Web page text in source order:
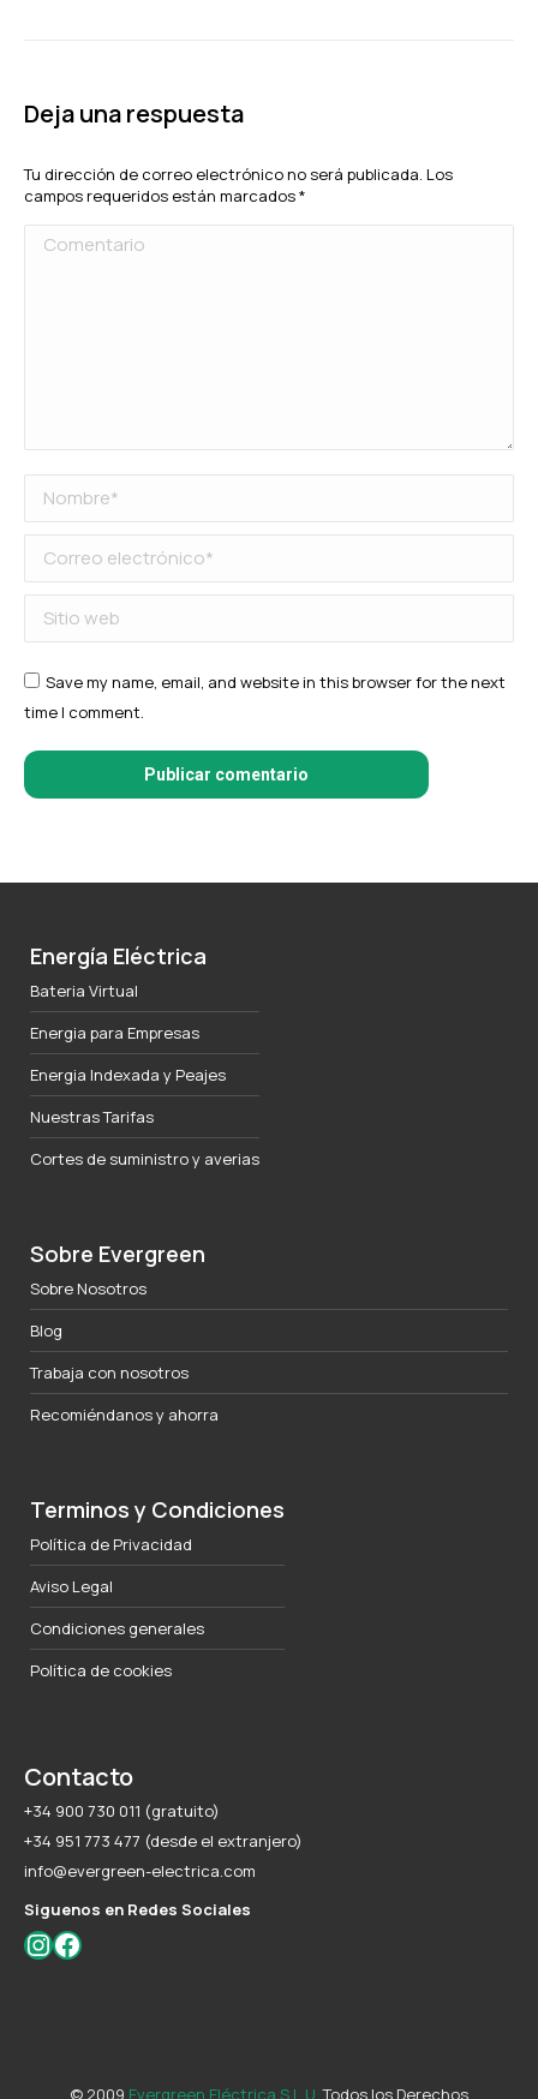
Deja una respuesta
Tu dirección de correo electrónico no será publicada. Los
campos requeridos están marcados*
Comentario
Nombre *
Correo electrónico *
Sitio web
Save my name, email, and website in this browser for the next
time I comment.
Publicar comentario
Energía Eléctrica
Bateria Virtual
Energia para Empresas
Energia Indexada y Peajes
Nuestras Tarifas
Cortes de suministro y averias
Sobre Evergreen
Sobre Nosotros
Blog
Trabaja con nosotros
Recomiéndanos y ahorra
Terminos y Condiciones
Política de Privacidad
Aviso Legal
Condiciones generales
Política de cookies
Contacto
+34 900 730 011 (gratuito)
+34 951 773 477 (desde el extranjero)
info@evergreen-electrica.com
Siguenos en Redes Sociales
Instagram
Facebook
© 2009 Evergreen Eléctrica S.L.U . Todos los Derechos